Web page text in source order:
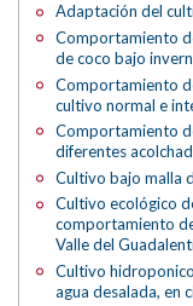
Adaptación del
Comportamiento
de coco bajo
Comportamiento
cultivo normal e
Comportamiento
diferentes
Cultivo bajo malla
Cultivo ecológico
comportamiento
Valle del
Cultivo
agua desalada, en